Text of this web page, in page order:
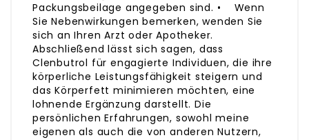
Packungsbeilage angegeben sind. • Wenn
Sie Nebenwirkungen bemerken, wenden Sie
sich an Ihren Arzt oder Apotheker.
Abschließend lässt sich sagen, dass
Clenbutrol für engagierte Individuen, die ihre
körperliche Leistungsfähigkeit steigern und
das Körperfett minimieren möchten, eine
lohnende Ergänzung darstellt. Die
persönlichen Erfahrungen, sowohl meine
eigenen als auch die von anderen Nutzern,